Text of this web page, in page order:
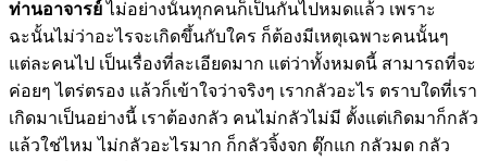
ท่านอาจารย์ไม่อย่างนั้นทุกคนก็เป็นกันไปหมดแล้ว เพราะ
ฉะนั้นไม่ว่าอะไรจะเกิดขึ้นกับใคร ก็ต้องมีเหตุเฉพาะคนนั้นๆ
แต่ละคนไป เป็นเรื่องที่ละเอียดมาก แต่ว่าทั้งหมดนี้ สามารถที่จะ
ค่อยๆ ไตร่ตรอง แล้วก็เข้าใจว่าจริงๆ เรากลัวอะไร ตราบใดที่เรา
เกิดมาเป็นอย่างนี้ เราต้องกลัว คนไม่กลัวไม่มี ตั้งแต่เกิดมาก็กลัว
แล้วใช่ไหม ไม่กลัวอะไรมาก ก็กลัวจิ้งจก ตุ๊กแก กลัวมด กลัว